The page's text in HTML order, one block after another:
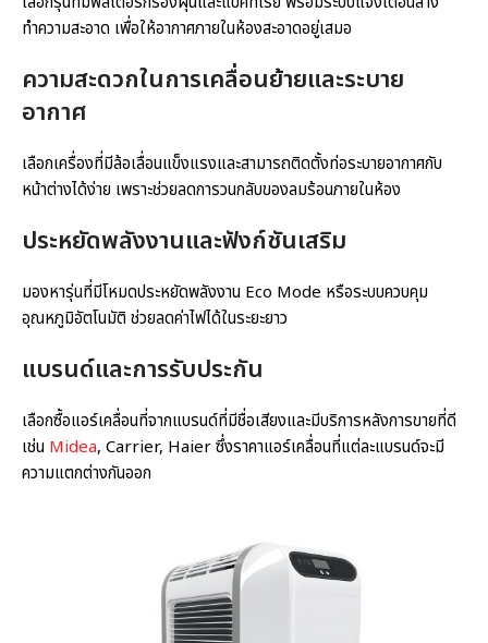
ทำความสะอาด เพื่อให้อากาศภายในห้องสะอาดอยู่เสมอ
ความสะดวกในการเคลื่อนย้ายและระบาย
อากาศ
เลือกเครื่องที่มีล้อเลื่อนแข็งแรงและสามารถติดตั้งท่อระบายอากาศกับ
หน้าต่างได้ง่าย เพราะช่วยลดการวนกลับของลมร้อนภายในห้อง
ประหยัดพลังงานและฟังก์ชันเสริม
มองหารุ่นที่มีโหมดประหยัดพลังงาน Eco Mode หรือระบบควบคุม
อุณหภูมิอัตโนมัติ ช่วยลดค่าไฟได้ในระยะยาว
แบรนด์และการรับประกัน
เลือกซื้อแอร์เคลื่อนที่จากแบรนด์ที่มีชื่อเสียงและมีบริการหลังการขายที่ดี
เช่น Midea, Carrier, Haier ซึ่งราคาแอร์เคลื่อนที่แต่ละแบรนด์จะมี
ความแตกต่างกันออก